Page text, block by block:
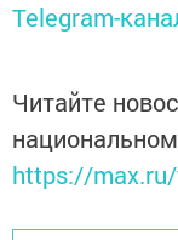
Telegram-
Читайте
https://